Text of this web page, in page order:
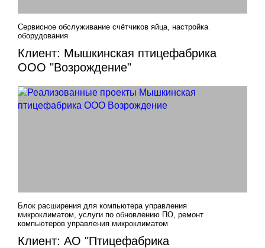
Клиент: Мышкинская птицефабрика
ООО "Возрождение"
Сервисное обслуживание счётчиков яйца, настройка
оборудования
Клиент: АО "Птицефабрика
Блок расширения для компьютера управления
микроклиматом, услуги по обновлению ПО, ремонт
компьютеров управления микроклиматом